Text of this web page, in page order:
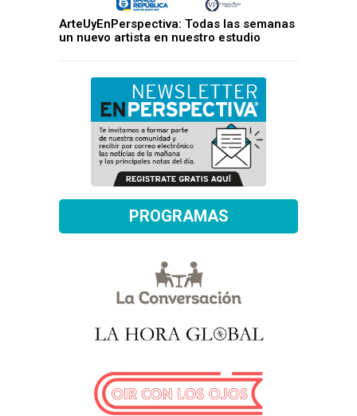
ArteUyEnPerspectiva: Todas las semanas
un nuevo artista en nuestro estudio
PROGRAMAS